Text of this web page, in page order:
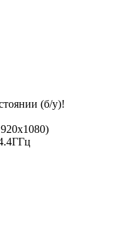
(б/у)!